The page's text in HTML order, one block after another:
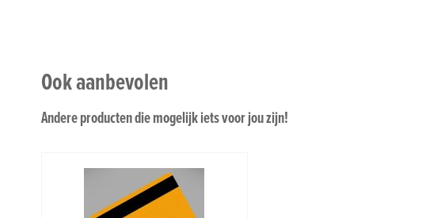
Ook aanbevolen
Andere producten die mogelijk iets voor jou zijn!